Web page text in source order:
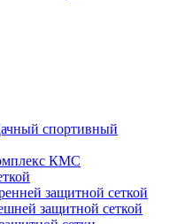
спортивный
КМС
защитной сеткой
защитной сеткой